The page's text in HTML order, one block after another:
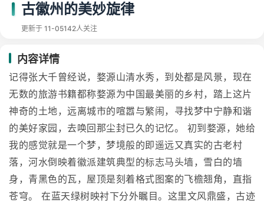
古徽州的美妙旋律
更新于 11-05142人关注
内容详情
记得张大千曾经说，婺源山清水秀，到处都是风景，现在
无数的旅游书籍都称婺源为中国最美丽的乡村，踏上这片
神奇的土地，远离城市的喧嚣与繁闹，寻找梦中宁静和谐
的美好家园，去唤回那尘封已久的记忆。 初到婺源，她给
我的感觉就是一个梦，梦境般的即遥远又真实的古老村
落，河水倒映着徽派建筑典型的标志马头墙，雪白的墙
身，青黑色的瓦，屋顶是刻着格式图案的飞檐翘角，直指
苍穹。 在蓝天绿树映衬下分外瞩目。这里文风鼎盛，古迹